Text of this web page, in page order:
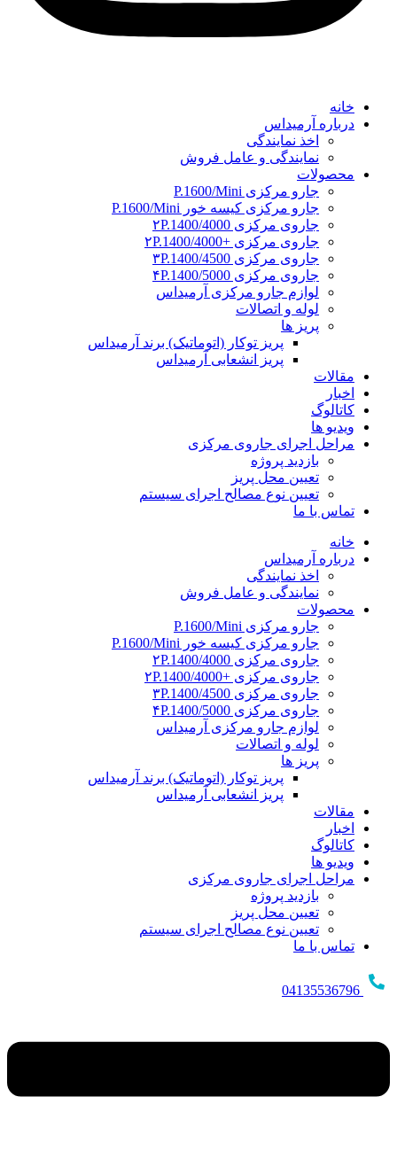
خانه
درباره آرمیداس
اخذ نمایندگی
نمایندگی و عامل فروش
محصولات
جارو مرکزی P.1600/Mini
جارو مرکزی کیسه خور P.1600/Mini
جاروی مرکزی ۲P.1400/4000
جاروی مرکزی +۲P.1400/4000
جاروی مرکزی ۳P.1400/4500
جاروی مرکزی ۴P.1400/5000
لوازم جارو مرکزی آرمیداس
لوله و اتصالات
پریز ها
پریز توکار (اتوماتیک) برند آرمیداس
پریز انشعابی آرمیداس
مقالات
اخبار
کاتالوگ
ویدیو ها
مراحل اجرای جاروی مرکزی
بازدید پروژه
تعیین محل پریز
تعیین نوع مصالح اجرای سیستم
تماس با ما
خانه
درباره آرمیداس
اخذ نمایندگی
نمایندگی و عامل فروش
محصولات
جارو مرکزی P.1600/Mini
جارو مرکزی کیسه خور P.1600/Mini
جاروی مرکزی ۲P.1400/4000
جاروی مرکزی +۲P.1400/4000
جاروی مرکزی ۳P.1400/4500
جاروی مرکزی ۴P.1400/5000
لوازم جارو مرکزی آرمیداس
لوله و اتصالات
پریز ها
پریز توکار (اتوماتیک) برند آرمیداس
پریز انشعابی آرمیداس
مقالات
اخبار
کاتالوگ
ویدیو ها
مراحل اجرای جاروی مرکزی
بازدید پروژه
تعیین محل پریز
تعیین نوع مصالح اجرای سیستم
تماس با ما
04135536796